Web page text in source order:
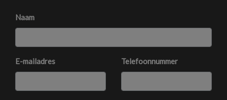
Naam
E-mailadres Telefoonnummer